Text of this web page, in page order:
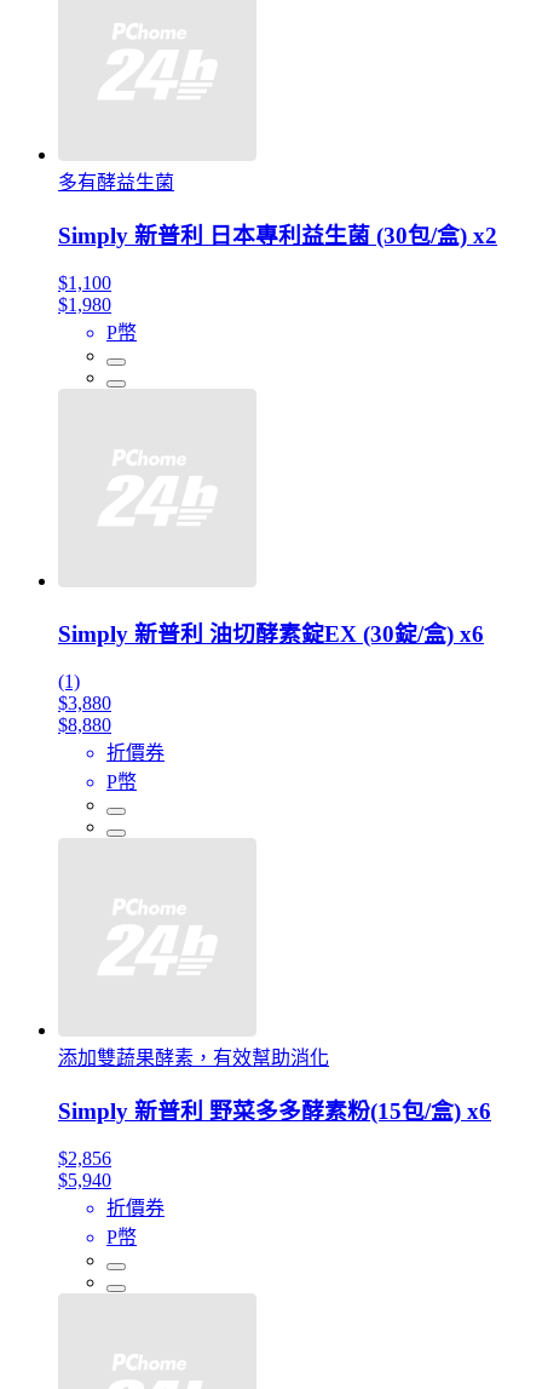
多有酵益生菌
Simply 新普利 日本專利益生菌 (30包/盒) x2
$1,100
$1,980
P幣
Simply 新普利 油切酵素錠EX (30錠/盒) x6
(1)
$3,880
$8,880
折價券
P幣
添加雙蔬果酵素，有效幫助消化
Simply 新普利 野菜多多酵素粉(15包/盒) x6
$2,856
$5,940
折價券
P幣